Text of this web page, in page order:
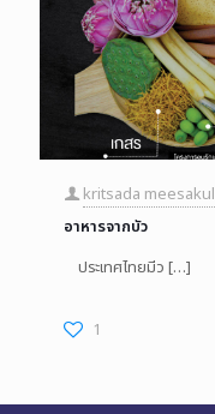
kritsada meesakul
อาหารจากบัว
ประเทศไทยมีว […]
1